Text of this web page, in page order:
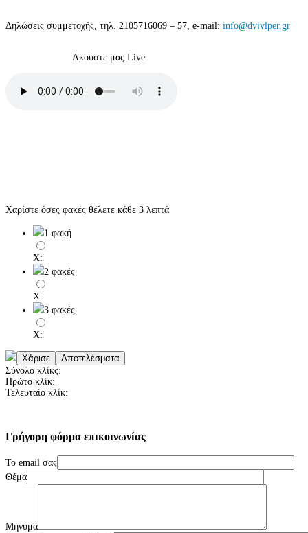
Δηλώσεις συμμετοχής, τηλ. 2105716069 – 57, e-mail: info@dvivlper.gr
Ακούστε μας Live
Χαρίστε όσες φακές θέλετε κάθε 3 λεπτά
1 φακή
X:
2 φακές
X:
3 φακές
X:
Σύνολο κλίκς:
Πρώτο κλίκ:
Τελευταίο κλίκ:
Γρήγορη φόρμα επικοινωνίας
Το email σας
Θέμα
Μήνυμα